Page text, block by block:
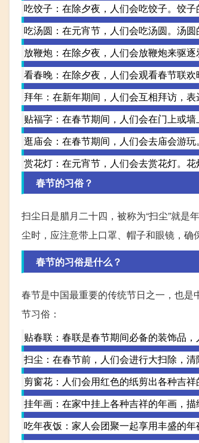
吃饺子：在除夕夜，人们会吃饺子。饺子
吃汤圆：在元宵节，人们会吃汤圆。汤圆
放鞭炮：在除夕夜，人们会放鞭炮来驱逐
看春晚：在除夕夜，人们会观看春节联欢
拜年：在新年期间，人们会互相拜访，表
贴福字：在春节期间，人们会在门上或
逛庙会：在春节期间，人们会去庙会游
赏花灯：在元宵节，人们会去赏花灯。
春节的习俗？
扫尘日是腊月二十四，被称为“扫尘”就
尘时，应注意带上口罩、帽子和眼镜，确
春节的习俗是什么？
春节是中国最重要的传统节日之一，也
节习俗：
贴春联：春联是春节期间必备的装饰品
扫尘：在春节前，人们会进行大扫除，
剪窗花：人们会用红色的纸剪出各种吉
挂年画：在家中挂上各种吉祥的年画，描
吃年夜饭：家人会团聚一起享用丰盛的年